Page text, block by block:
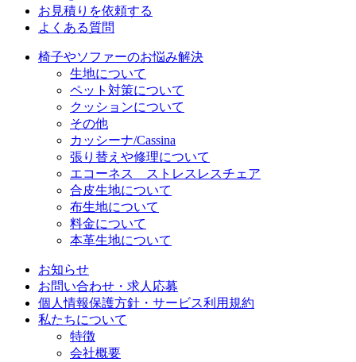
お見積りを依頼する
よくある質問
椅子やソファーのお悩み解決
生地について
ペット対策について
クッションについて
その他
カッシーナ/Cassina
張り替えや修理について
エコーネス ストレスレスチェア
合皮生地について
布生地について
料金について
本革生地について
お知らせ
お問い合わせ・求人応募
個人情報保護方針・サービス利用規約
私たちについて
特徴
会社概要